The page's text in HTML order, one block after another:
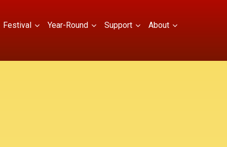
Festival Year-Round Support About